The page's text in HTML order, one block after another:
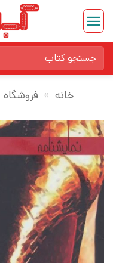
Skip
content
برای:
خانه » فروشگاه